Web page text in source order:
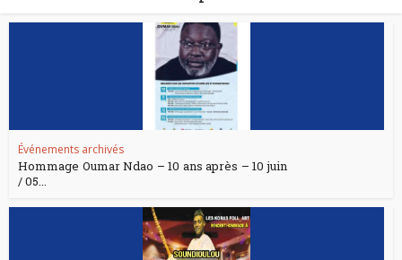
Événements archivés
Hommage Oumar Ndao – 10 ans après – 10 juin
/ 05...